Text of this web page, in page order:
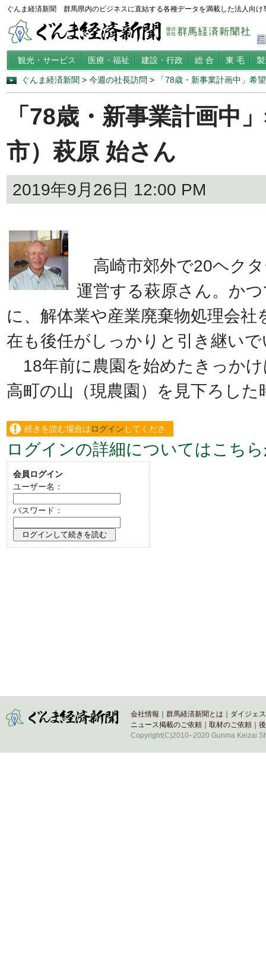
ぐんま経済新聞 群馬県内のビジネスに直結する各種データを満載した法人向け
観光・サービス 医療・福祉 建設・行政 総 合 東 毛
ぐんま経済新聞 > 今週の社長訪問 > 「78歳・新事業計画中」希
「78歳・新事業計画中
市）萩原 始さん
2019年9月26日 12:00 PM
高崎市郊外で20ヘク
運営する萩原さん。か
に、解体業や産業廃棄物処理会
在も後任がしっかりと引き継い
18年前に農園を始めたきっか
高町の山（現農園）を見下ろした
続きを読む場合はログイン してくださ
い。
ログインの詳細についてはこちら
会員ログイン
ユーザー名：
パスワード：
会社情報 群馬経済新聞とは
ダイジェ
ニュース掲載のご依頼
取材のご依頼
Copyright(C)2010–2020 Gunma Keizai